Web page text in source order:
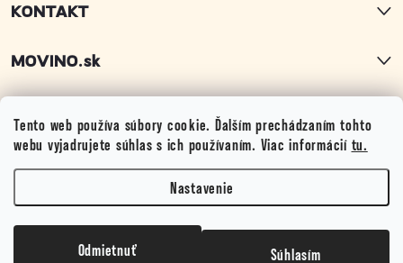
Tento web používa súbory cookie. Ďalším prechádzaním tohto
webu vyjadrujete súhlas s ich používaním. Viac informácií tu.
Nastavenie
Odmietnuť Súhlasím
e
KONTAKT
MOVINO.sk
Copyright 2026MOVINO. Všetky práva vyhradené.Upraviť nastavenie cookies